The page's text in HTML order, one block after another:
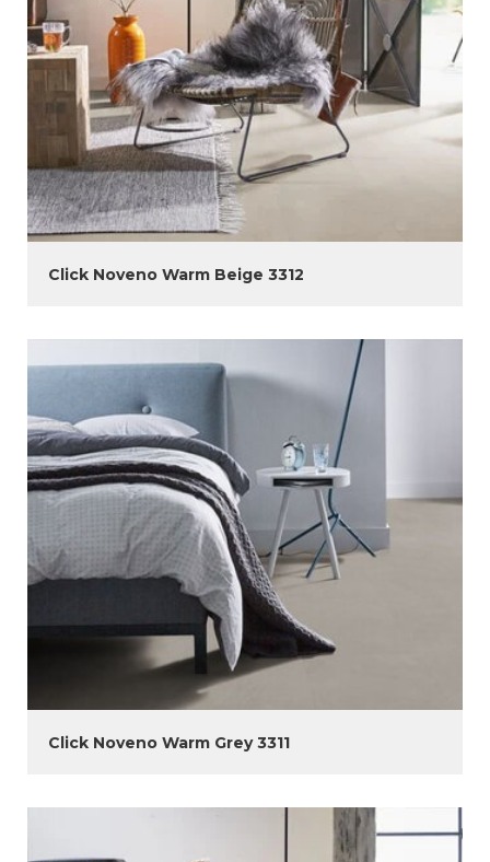
Click Noveno Warm Beige 3312
Click Noveno Warm Grey 3311